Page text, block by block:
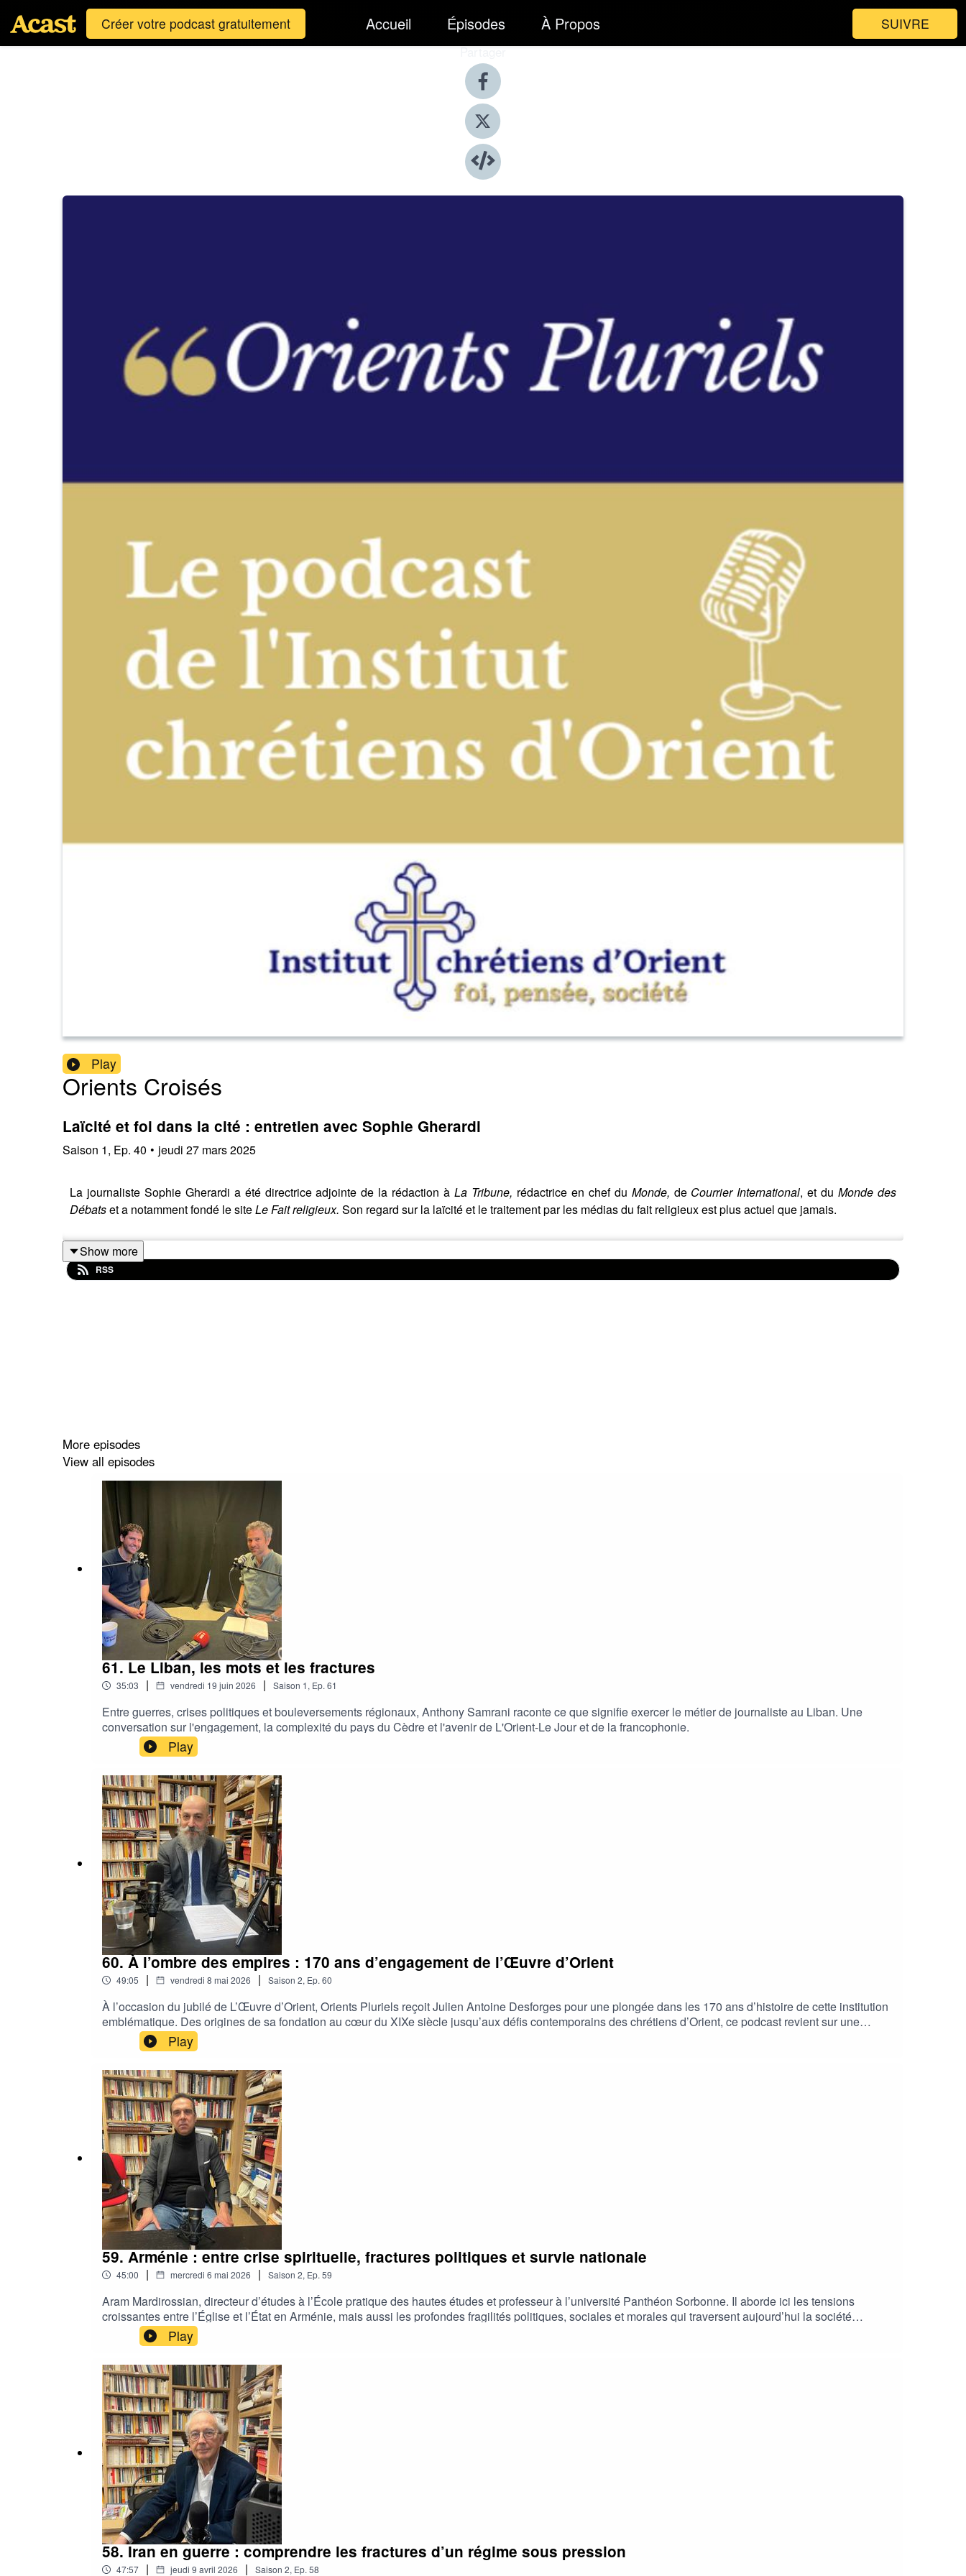
Créer votre podcast gratuitement Accueil Épisodes À Propos SUIVRE
Partager
Play
Orients Croisés
Laïcité et foi dans la cité : entretien avec Sophie Gherardi
Saison 1, Ep. 40 • jeudi 27 mars 2025
La journaliste Sophie Gherardi a été directrice adjointe de la rédaction àLa Tribune, rédactrice en chef du Monde, de Courrier International, et duMonde des
Débatset a notamment fondé le siteLe Fait religieux. Son regard sur la laïcité et le traitement par les médias du fait religieux est plus actuel que jamais.
Show more
RSS
More episodes
View all episodes
61. Le Liban, les mots et les fractures
35:03 | vendredi 19 juin 2026 | Saison 1, Ep. 61
Entre guerres, crises politiques et bouleversements régionaux, Anthony Samrani raconte ce que signifie exercer le métier de journaliste au Liban. Une
conversation sur l'engagement, la complexité du pays du Cèdre et l'avenir de L'Orient-Le Jour et de la francophonie.
Play
60. À l’ombre des empires : 170 ans d’engagement de l’Œuvre d’Orient
49:05 | vendredi 8 mai 2026 | Saison 2, Ep. 60
À l’occasion du jubilé de L’Œuvre d’Orient, Orients Pluriels reçoit Julien Antoine Desforges pour une plongée dans les 170 ans d’histoire de cette institution
emblématique. Des origines de sa fondation au cœur du XIXe siècle jusqu’aux défis contemporains des chrétiens d’Orient, ce podcast revient sur une
aventure humaine, spirituelle et géopolitique exceptionnelle. Entre mémoire, diplomatie, éducation et solidarité, un éclairage passionnant sur une œuvre qui
accompagne depuis près de deux siècles les communautés orientales au fil des crises et des bouleversements du Proche-Orient.
Play
59. Arménie : entre crise spirituelle, fractures politiques et survie nationale
45:00 | mercredi 6 mai 2026 | Saison 2, Ep. 59
Aram Mardirossian, directeur d’études à l’École pratique des hautes études et professeur à l’université Panthéon Sorbonne. Il aborde ici les tensions
croissantes entre l’Église et l’État en Arménie, mais aussi les profondes fragilités politiques, sociales et morales qui traversent aujourd’hui la société
arménienne. Dans un contexte géopolitique particulièrement complexe marqué par les conséquences de la guerre, la perte de l’Artsakh et les
recompositions régionales en cours, Aram Mardirossian livre une analyse lucide, historique et profondément radicale sur les défis auxquels le peuple
arménien est confronté.
Play
58. Iran en guerre : comprendre les fractures d’un régime sous pression
47:57 | jeudi 9 avril 2026 | Saison 2, Ep. 58